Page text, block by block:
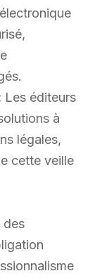
Les éditeurs
à
légales,
cette veille
des